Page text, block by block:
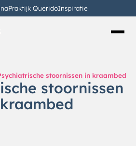
Praktijk QueridoInspiratie
stoornissen in kraambed
stoornissen